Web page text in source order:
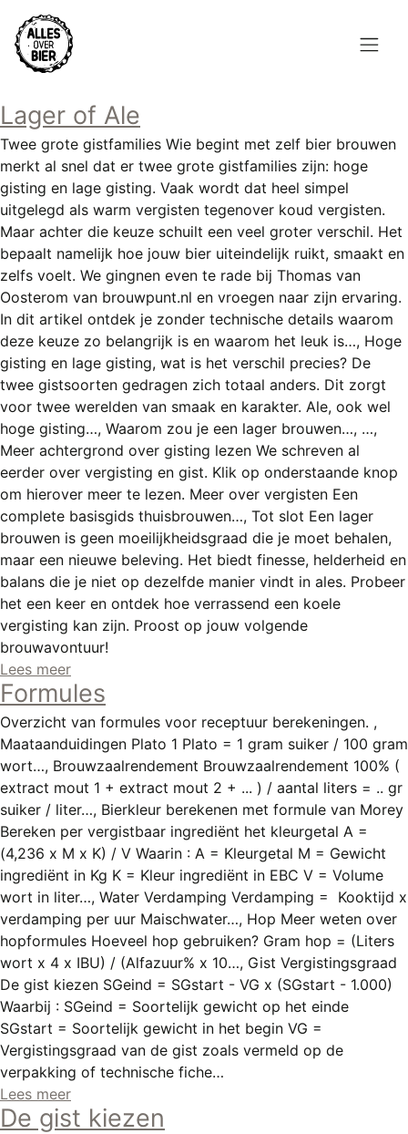
Overslaan
en
naar
gaan
Topmenu
INLOGGEN
REGISTREREN
ADVERTEREN
MELDPUNT
PERS/PUBLICATIES
FACEBOOK
LINKS
Hoofdnavigatie
BROUWEN
BLOG
AANBOD
AGENDA
CONTACT
Lager of Ale
Twee grote gistfamilies Wie begint met zelf bier brouwen
merkt al snel dat er twee grote gistfamilies zijn: hoge
gisting en lage gisting. Vaak wordt dat heel simpel
uitgelegd als warm vergisten tegenover koud vergisten.
Maar achter die keuze schuilt een veel groter verschil. Het
bepaalt namelijk hoe jouw bier uiteindelijk ruikt, smaakt en
zelfs voelt. We gingnen even te rade bij Thomas van
Oosterom van brouwpunt.nl en vroegen naar zijn ervaring.
In dit artikel ontdek je zonder technische details waarom
deze keuze zo belangrijk is en waarom het leuk is…, Hoge
gisting en lage gisting, wat is het verschil precies? De
twee gistsoorten gedragen zich totaal anders. Dit zorgt
voor twee werelden van smaak en karakter. Ale, ook wel
hoge gisting…, Waarom zou je een lager brouwen…, …,
Meer achtergrond over gisting lezen We schreven al
eerder over vergisting en gist. Klik op onderstaande knop
om hierover meer te lezen. Meer over vergisten Een
complete basisgids thuisbrouwen…, Tot slot Een lager
brouwen is geen moeilijkheidsgraad die je moet behalen,
maar een nieuwe beleving. Het biedt finesse, helderheid en
balans die je niet op dezelfde manier vindt in ales. Probeer
het een keer en ontdek hoe verrassend een koele
vergisting kan zijn. Proost op jouw volgende
brouwavontuur!
Lees meer
Formules
Overzicht van formules voor receptuur berekeningen. ,
Maataanduidingen Plato 1 Plato = 1 gram suiker / 100 gram
wort…, Brouwzaalrendement Brouwzaalrendement 100% (
extract mout 1 + extract mout 2 + ... ) / aantal liters = .. gr
suiker / liter…, Bierkleur berekenen met formule van Morey
Bereken per vergistbaar ingrediënt het kleurgetal A =
(4,236 x M x K) / V Waarin : A = Kleurgetal M = Gewicht
ingrediënt in Kg K = Kleur ingrediënt in EBC V = Volume
wort in liter…, Water Verdamping Verdamping = Kooktijd x
verdamping per uur Maischwater…, Hop Meer weten over
hopformules Hoeveel hop gebruiken? Gram hop = (Liters
wort x 4 x IBU) / (Alfazuur% x 10…, Gist Vergistingsgraad
De gist kiezen SGeind = SGstart - VG x (SGstart - 1.000)
Waarbij : SGeind = Soortelijk gewicht op het einde
SGstart = Soortelijk gewicht in het begin VG =
Vergistingsgraad van de gist zoals vermeld op de
verpakking of technische fiche…
Lees meer
De gist kiezen